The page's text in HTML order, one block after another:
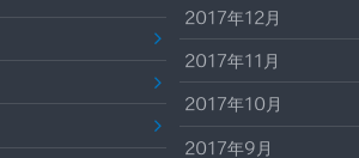
2017年12月
2017年11月
2017年10月
2017年9月